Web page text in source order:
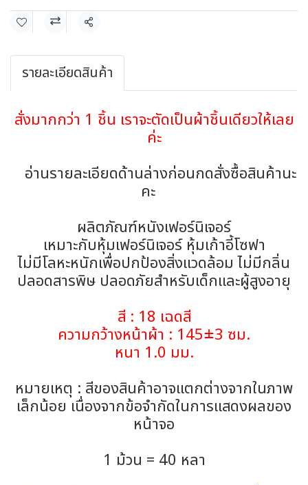
แชร์
รายละเอียดสินค้า
สั่งมากกว่า 1 ชิ้น เราจะตัดเป็นผ้าชิ้นเดียวให้เลย
ค่ะ
อ่านรายละเอียดด้านล่างก่อนกดสั่งซื้อสินค้านะ
คะ
ผลิตภัณฑ์หนังเฟอร์นิเจอร์
เหมาะกับหุ้มเฟอร์นิเจอร์ หุ้มเก้าอี้โซฟา
ไม่มีโลหะหนักเพื่อปกป้องสิ่งแวดล้อม ไม่มีกลิ่น
ปลอดสารพิษ ปลอดภัยสำหรับเด็กและผู้สูงอายุ
สี : 18 เฉดสี
ความกว้างหน้าผ้า : 145±3 ซม.
หนา 1.0 มม.
หมายเหตุ : สีของสินค้าอาจแตกต่างจากในภาพ
เล็กน้อย เนื่องจากข้อจำกัดในการแสดงผลของ
หน้าจอ
1 ม้วน = 40 หลา